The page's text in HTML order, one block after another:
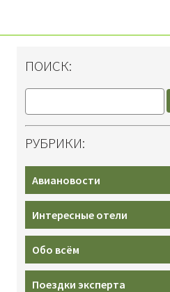
ПОИСК:
РУБРИКИ:
Авиановости
Интересные отели
Обо всём
Поездки эксперта